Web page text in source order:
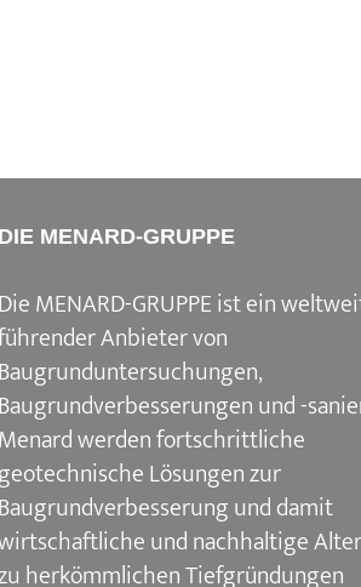
DIE MENARD-GRUPPE
Die MENARD-GRUPPE ist ein
Anbieter von
Baugrunduntersuchungen,
Baugrundverbesserungen und -
Menard werden fortschrittliche
Lösungen zur
Baugrundverbesserung und damit
und nachhaltige
herkömmlichen Tiefgründungen